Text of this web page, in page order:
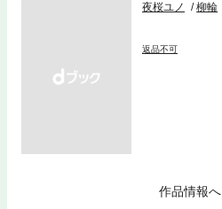
夜桜ユノ 柳輪
返品不可
作品情報へ